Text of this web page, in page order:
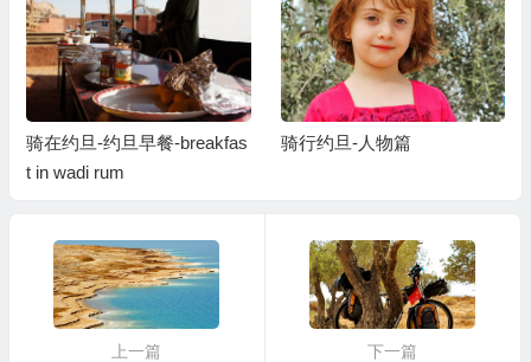
骑在约旦-约旦早餐-breakfas
t in wadi rum
骑行约旦-人物篇
上一篇
下一篇